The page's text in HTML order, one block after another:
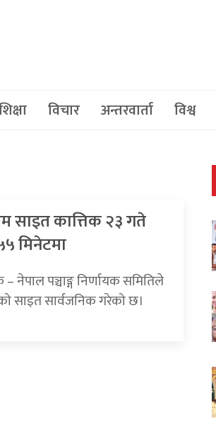
विचार अन्तरवार्ता विश्व
साइत कात्तिक २३ गते
मिनेटमा
नेपाल पञ्चाङ्ग निर्णायक समितिले
साइत सार्वजनिक गरेको छ।